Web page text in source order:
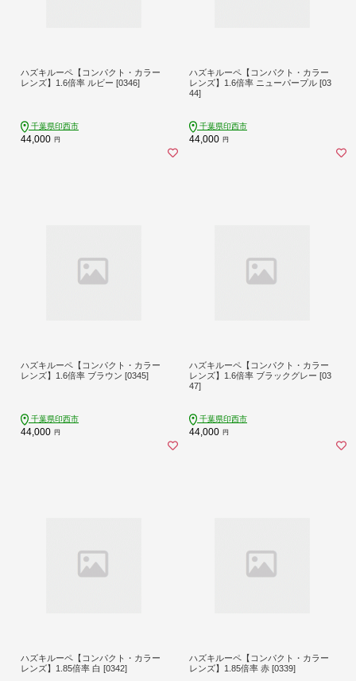
ハズキルーペ【コンパクト・カラー
レンズ】1.6倍率 ルビー [0346]
千葉県印西市
44,000 円
ハズキルーペ【コンパクト・カラー
レンズ】1.6倍率 ニューパープル [03
44]
千葉県印西市
44,000 円
ハズキルーペ【コンパクト・カラー
レンズ】1.6倍率 ブラウン [0345]
千葉県印西市
44,000 円
ハズキルーペ【コンパクト・カラー
レンズ】1.6倍率 ブラックグレー [03
47]
千葉県印西市
44,000 円
ハズキルーペ【コンパクト・カラー
レンズ】1.85倍率 白 [0342]
ハズキルーペ【コンパクト・カラー
レンズ】1.85倍率 赤 [0339]